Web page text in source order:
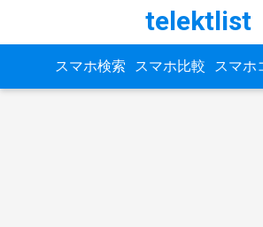
telektlist
スマホ検索 スマホ比較 スマホ